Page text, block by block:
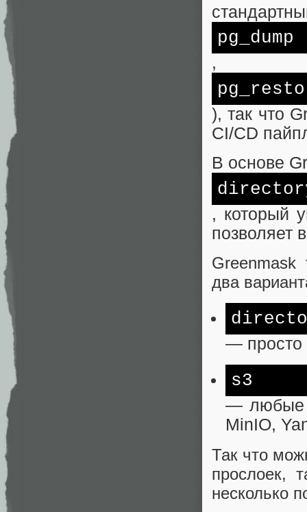
pg_dump
,
), так что
CI/CD
В основе
, который
позволяет
два
— просто
s3
— любые
MinIO,
Так что
прослоек,
несколько